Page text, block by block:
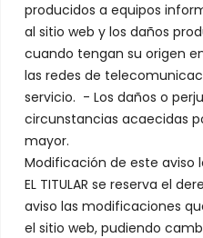
producidos a equipos
al sitio web y los daños
cuando tengan su origen
las redes de
servicio. - Los daños o
circunstancias acaecidas
mayor.
Modificación de este aviso
EL TITULAR se reserva el
aviso las modificaciones
el sitio web, pudiendo